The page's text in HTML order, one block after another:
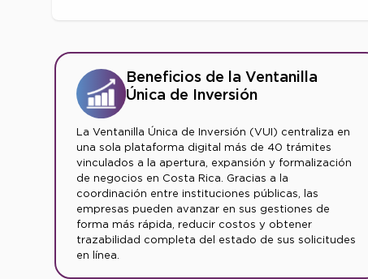
Beneficios de la Ventanilla
Única de Inversión
La Ventanilla Única de Inversión (VUI) centraliza en
una sola plataforma digital más de 40 trámites
vinculados a la apertura, expansión y formalización
de negocios en Costa Rica. Gracias a la
coordinación entre instituciones públicas, las
empresas pueden avanzar en sus gestiones de
forma más rápida, reducir costos y obtener
trazabilidad completa del estado de sus solicitudes
en línea.